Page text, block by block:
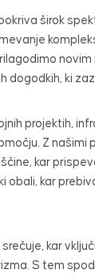
širok
ki
projektih,
Z
kar
kar
kar
S tem